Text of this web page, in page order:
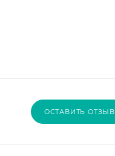
ОСТАВИТЬ ОТЗЫВ